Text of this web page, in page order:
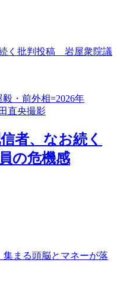
く批判投稿 岩屋衆院議
者、なお続く
の危機感
まる頭脳とマネーが落